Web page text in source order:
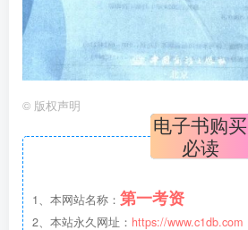
© 版权声明
电子书购买
必读
1、本网站名称： 第一考资
2、本站永久网址： https://www.c1db.com